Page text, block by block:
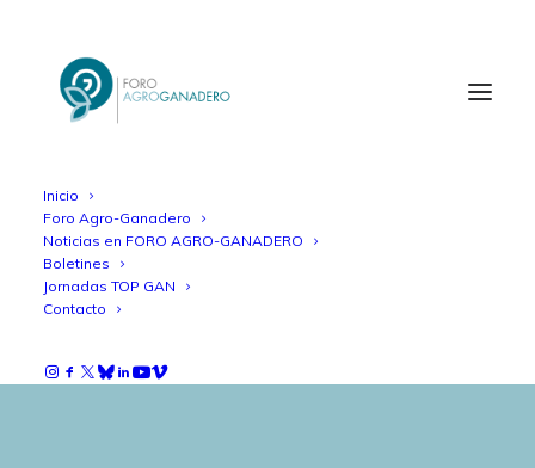
Inicio
Foro Agro-Ganadero
Noticias en FORO AGRO-GANADERO
Boletines
Jornadas TOP GAN
Contacto